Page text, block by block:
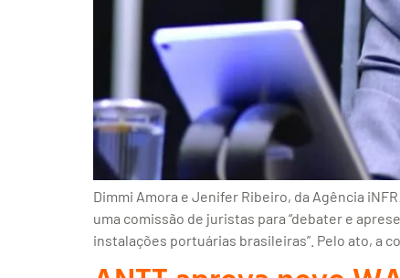
Dimmi Amora e Jenifer Ribeiro, da Agência
uma comissão de juristas para “debater e
instalações portuárias brasileiras”. Pelo ato, a